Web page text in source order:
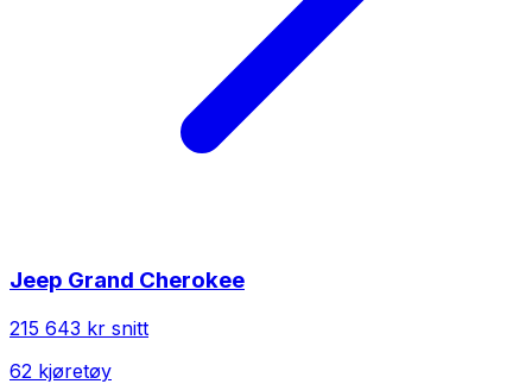
Jeep Grand Cherokee
215 643 kr snitt
62 kjøretøy